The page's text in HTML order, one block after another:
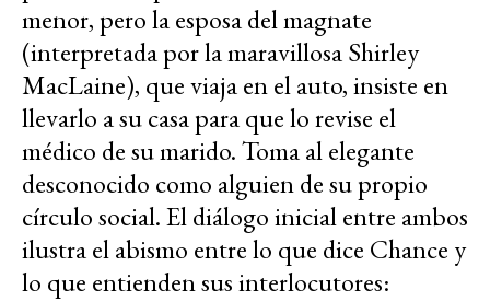
menor, pero la esposa del magnate
(interpretada por la maravillosa Shirley
MacLaine), que viaja en el auto, insiste en
llevarlo a su casa para que lo revise el
médico de su marido. Toma al elegante
desconocido como alguien de su propio
círculo social. El diálogo inicial entre ambos
ilustra el abismo entre lo que dice Chance y
lo que entienden sus interlocutores: